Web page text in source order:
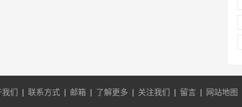
们 联系方式 邮箱 了解更多 关注我们 留言 网站地图